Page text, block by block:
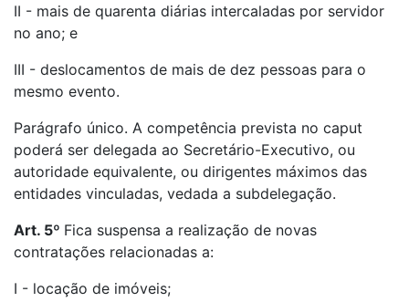
II - mais de quarenta diárias intercaladas por servidor
no ano; e
III - deslocamentos de mais de dez pessoas para o
mesmo evento.
Parágrafo único. A competência prevista no caput
poderá ser delegada ao Secretário-Executivo, ou
autoridade equivalente, ou dirigentes máximos das
entidades vinculadas, vedada a subdelegação.
Art. 5º Fica suspensa a realização de novas
contratações relacionadas a:
I - locação de imóveis;